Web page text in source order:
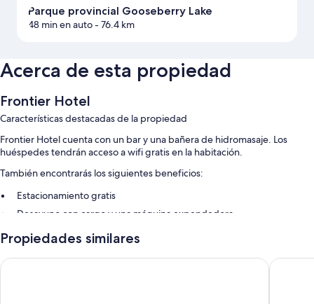
Parque provincial Gooseberry Lake
48 min en auto- 76.4 km
Acerca de esta propiedad
Frontier Hotel
Características destacadas de la propiedad
Frontier Hotel cuenta con un bar y una bañera de hidromasaje. Los
huéspedes tendrán acceso a wifi gratis en la habitación.
También encontrarás los siguientes beneficios:
Estacionamiento gratis
Desayuno con cargo y una máquina expendedora
Características de las habitaciones
En Frontier Hotel, todas las habitaciones proporcionan beneficios como
Propiedades similares
Coronation Motel Grey